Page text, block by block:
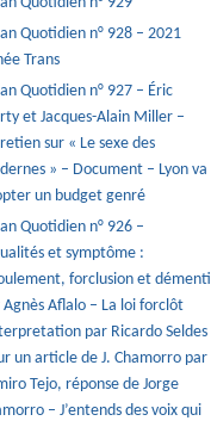
Quotidien n° 928 – 2021
Trans
Quotidien n° 927 – Éric
et Jacques-Alain Miller –
sur « Le sexe des
» – Document – Lyon va
un budget genré
Quotidien n° 926 –
et symptôme :
forclusion et démenti
Agnès Aflalo – La loi forclôt
par Ricardo Seldes
un article de J. Chamorro par
Tejo, réponse de Jorge
– J’entends des voix qui